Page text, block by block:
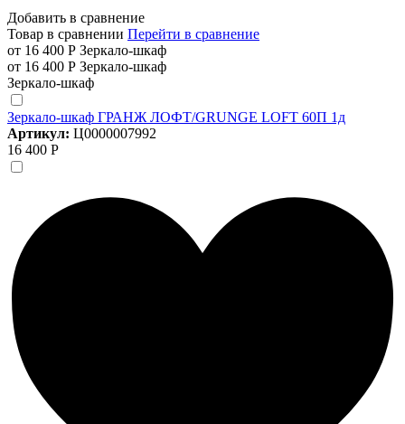
Добавить в сравнение
Товар в сравнении Перейти в сравнение
от 16 400 Р Зеркало-шкаф
от 16 400 Р Зеркало-шкаф
Зеркало-шкаф
Зеркало-шкаф ГРАНЖ ЛОФТ/GRUNGE LOFT 60П 1д
Артикул: Ц0000007992
16 400 Р